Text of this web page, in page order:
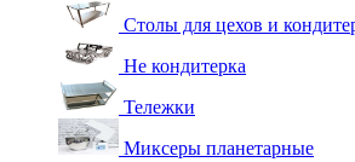
Столы для цехов и
Не кондитерка
Тележки
Миксеры планетарные